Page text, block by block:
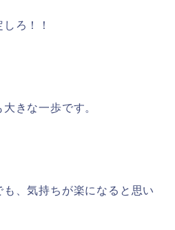
ろ！！
きな一歩です。
、気持ちが楽になると思い